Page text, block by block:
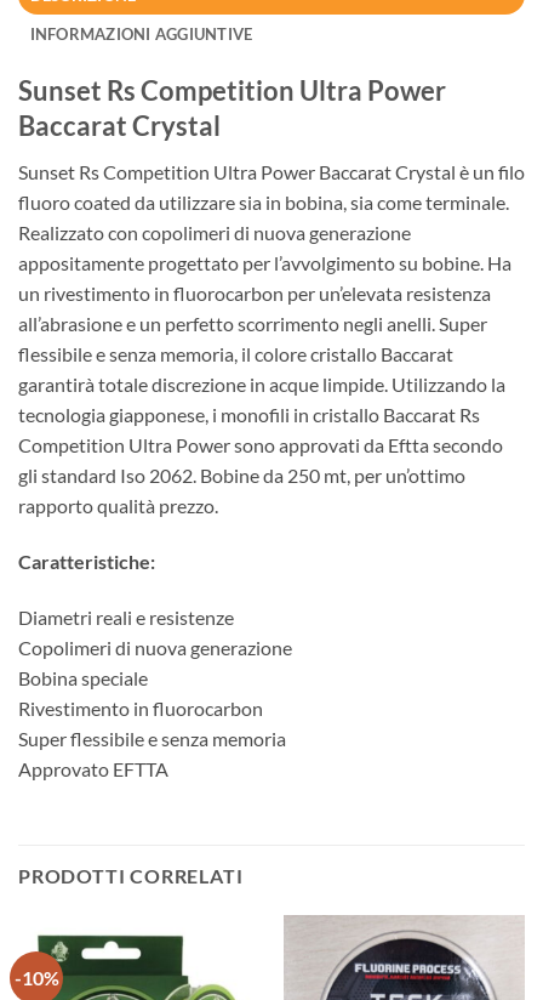
INFORMAZIONI AGGIUNTIVE
Sunset Rs Competition Ultra Power
Baccarat Crystal
Sunset Rs Competition Ultra Power Baccarat Crystal è un filo
fluoro coated da utilizzare sia in bobina, sia come terminale.
Realizzato con copolimeri di nuova generazione
appositamente progettato per l’avvolgimento su bobine. Ha
un rivestimento in fluorocarbon per un’elevata resistenza
all’abrasione e un perfetto scorrimento negli anelli. Super
flessibile e senza memoria, il colore cristallo Baccarat
garantirà totale discrezione in acque limpide. Utilizzando la
tecnologia giapponese, i monofili in cristallo Baccarat Rs
Competition Ultra Power sono approvati da Eftta secondo
gli standard Iso 2062. Bobine da 250 mt, per un’ottimo
rapporto qualità prezzo.
Caratteristiche:
Diametri reali e resistenze
Copolimeri di nuova generazione
Bobina speciale
Rivestimento in fluorocarbon
Super flessibile e senza memoria
Approvato EFTTA
PRODOTTI CORRELATI
-10%